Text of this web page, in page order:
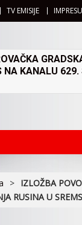
TV EMISIJE
NA KANALU 629.
> IZLOŽBA
RUSINA U